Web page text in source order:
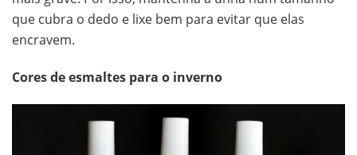
que cubra o dedo e lixe bem para evitar que elas
encravem.
Cores de esmaltes para o inverno